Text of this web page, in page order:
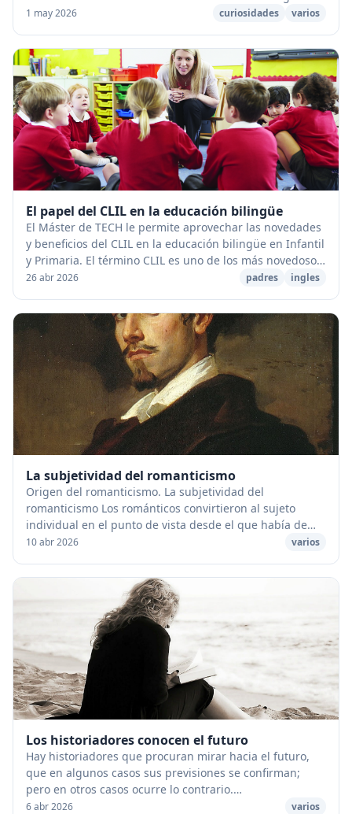
historia se han utilizado miles de unidades ...
1 may 2026 curiosidades varios
El papel del CLIL en la educación bilingüe
El Máster de TECH le permite aprovechar las novedades
y beneficios del CLIL en la educación bilingüe en Infantil
y Primaria. El término CLIL es uno de los más novedosos
y que han traído beneficios par...
26 abr 2026 padres ingles
La subjetividad del romanticismo
Origen del romanticismo. La subjetividad del
romanticismo Los románticos convirtieron al sujeto
individual en el punto de vista desde el que había de
considerarse el mundo, por lo que tuvo este movimi...
10 abr 2026 varios
Los historiadores conocen el futuro
Hay historiadores que procuran mirar hacia el futuro,
que en algunos casos sus previsiones se confirman;
pero en otros casos ocurre lo contrario.
Desgraciadamente hemos de reconocer que el estudio
6 abr 2026 varios